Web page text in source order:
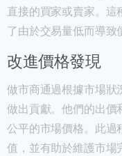
直接的買家或賣家。
了由於交易量低而導致
改進價格發現
做市商通過根據市場狀
做出貢獻。他們的出價
公平的市場價格。此過
值，並有助於維護市場